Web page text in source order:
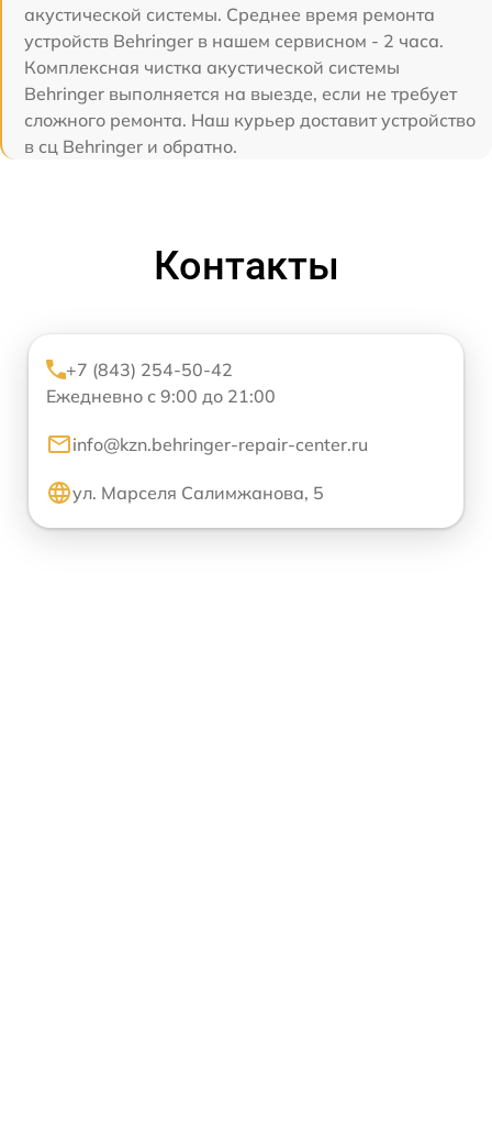
акустической системы. Среднее время ремонта
устройств Behringer в нашем сервисном - 2 часа.
Комплексная чистка акустической системы
Behringer выполняется на выезде, если не требует
сложного ремонта. Наш курьер доставит устройство
в сц Behringer и обратно.
Контакты
+7 (843) 254-50-42
Ежедневно с 9:00 до 21:00
info@kzn.behringer-repair-center.ru
ул. Марселя Салимжанова, 5